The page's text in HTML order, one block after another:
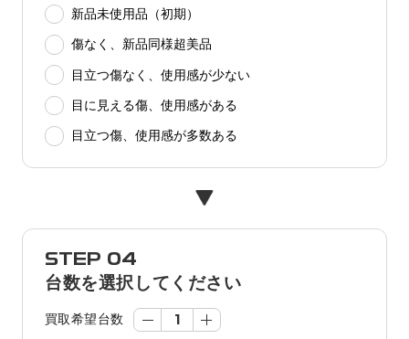
新品未使用品（初期）
傷なく、新品同様超美品
目立つ傷なく、使用感が少ない
目に見える傷、使用感がある
目立つ傷、使用感が多数ある
STEP 04
台数を選択してください
買取希望台数